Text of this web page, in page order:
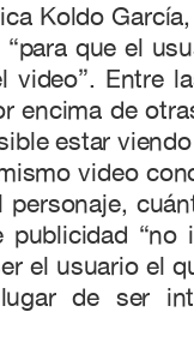
Koldo
que el
video”. Entre
encima de
estar
video
“no
el usuario el
de ser